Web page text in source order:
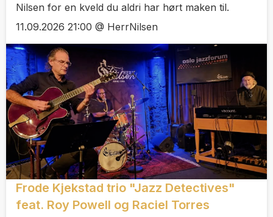
Nilsen for en kveld du aldri har hørt maken til.
11.09.2026 21:00 @ HerrNilsen
Frode Kjekstad trio "Jazz Detectives"
feat. Roy Powell og Raciel Torres